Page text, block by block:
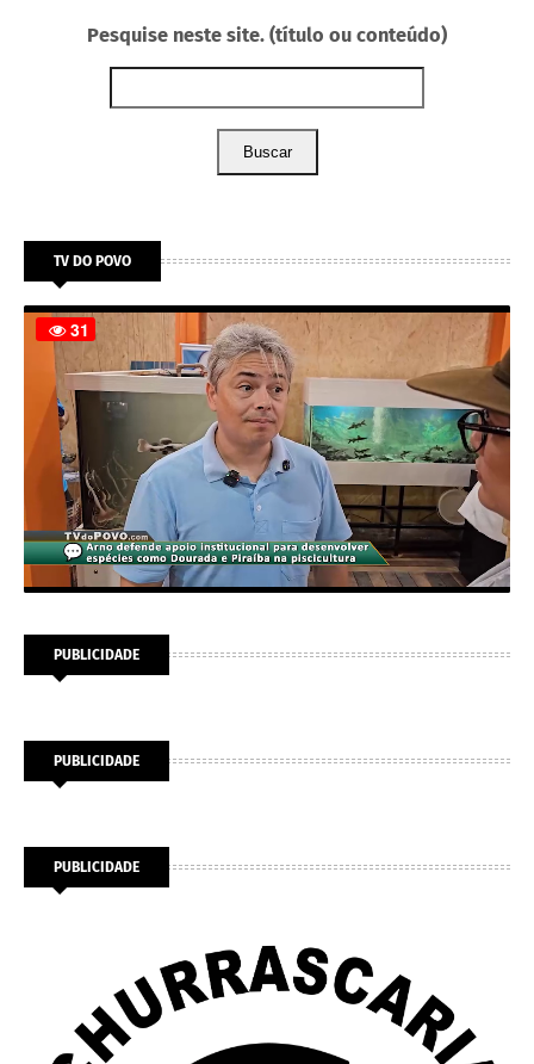
Pesquise neste site. (título ou conteúdo)
Buscar
TV DO POVO
PUBLICIDADE
PUBLICIDADE
PUBLICIDADE